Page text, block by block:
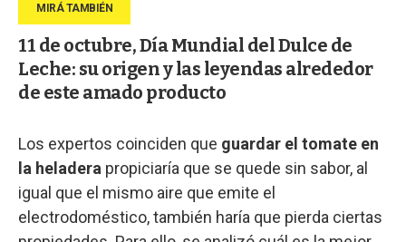
11 de octubre, Día Mundial del Dulce de
Leche: su origen y las leyendas alrededor
de este amado producto
Los expertos coinciden que guardar el tomate en
la heladera propiciaría que se quede sin sabor, al
igual que el mismo aire que emite el
electrodoméstico, también haría que pierda ciertas